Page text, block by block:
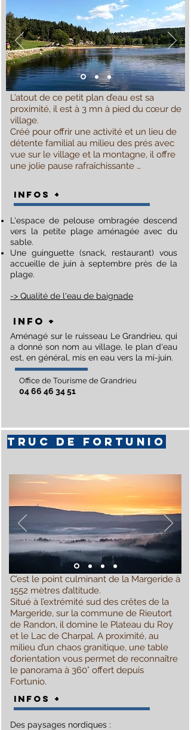
L’atout de ce petit plan d’eau est sa
proximité, il est à 3 mn à pied du cœur de
village.
Créé pour offrir une activité et un lieu de
détente familial au milieu des prés avec
vue sur le village et la montagne, il offre
une jolie pause rafraîchissante …
infos +
L'espace de pelouse ombragée descend
vers la petite plage aménagée avec du
sable.
Une guinguette (snack, restaurant) vous
accueille de juin à septembre près de la
plage.
-> Qualité de l'eau de baignade
Info +
Aménagé sur le ruisseau Le Grandrieu, qui
a donné son nom au village, le plan d'eau
est, en général, mis en eau vers la mi-juin.
Office de Tourisme de Grandrieu
04 66 46 34 51
truc de fortunio
C’est le point culminant de la Margeride à
1552 mètres d’altitude.
Situé à l’extrémité sud des crêtes de la
Margeride, sur la commune de Rieutort
de Randon, il domine le Plateau du Roy
et le Lac de Charpal. A proximité, au
milieu d’un chaos granitique, une table
d’orientation vous permet de reconnaître
le panorama à 360° offert depuis
Fortunio.
INFOS +
Des paysages nordiques :